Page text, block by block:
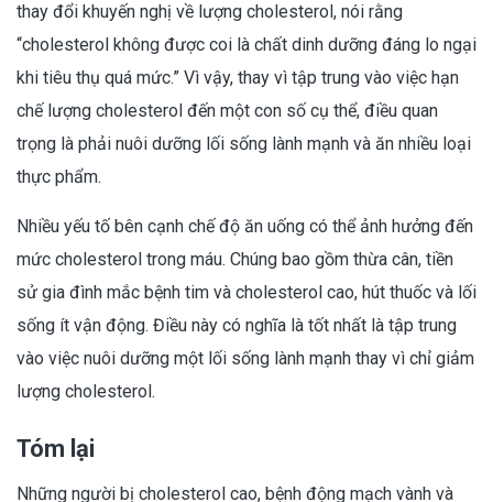
thay đổi khuyến nghị về lượng cholesterol, nói rằng
“cholesterol không được coi là chất dinh dưỡng đáng lo ngại
khi tiêu thụ quá mức.” Vì vậy, thay vì tập trung vào việc hạn
chế lượng cholesterol đến một con số cụ thể, điều quan
trọng là phải nuôi dưỡng lối sống lành mạnh và ăn nhiều loại
thực phẩm.
Nhiều yếu tố bên cạnh chế độ ăn uống có thể ảnh hưởng đến
mức cholesterol trong máu. Chúng bao gồm thừa cân, tiền
sử gia đình mắc bệnh tim và cholesterol cao, hút thuốc và lối
sống ít vận động. Điều này có nghĩa là tốt nhất là tập trung
vào việc nuôi dưỡng một lối sống lành mạnh thay vì chỉ giảm
lượng cholesterol.
Tóm lại
Những người bị cholesterol cao, bệnh động mạch vành và